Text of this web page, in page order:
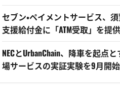
セブン・ペイメントサービス、
支援給付金に「ATM受取」を提
NECとUrbanChain、降車を起点
場サービスの実証実験を9月開始